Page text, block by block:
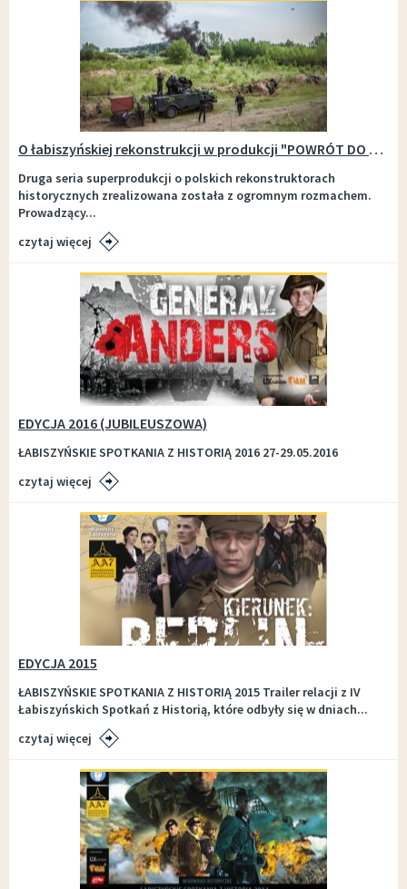
O łabiszyńskiej rekonstrukcji w produkcji "POWRÓT DO PRZESZŁOŚCI 2" stacji CANAL +DISCOVERY
Druga seria superprodukcji o polskich rekonstruktorach
historycznych zrealizowana została z ogromnym rozmachem.
Prowadzący...
czytaj więcej
EDYCJA 2016 (JUBILEUSZOWA)
ŁABISZYŃSKIE SPOTKANIA Z HISTORIĄ 2016 27-29.05.2016
czytaj więcej
EDYCJA 2015
ŁABISZYŃSKIE SPOTKANIA Z HISTORIĄ 2015 Trailer relacji z IV
Łabiszyńskich Spotkań z Historią, które odbyły się w dniach...
czytaj więcej